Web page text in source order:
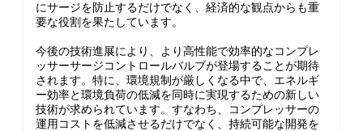
にサージを防止するだけでなく、経済的な観点からも重
要な役割を果たしています。
今後の技術進展により、より高性能で効率的なコンプレ
ッサーサージコントロールバルブが登場することが期待
されます。特に、環境規制が厳しくなる中で、エネルギ
ー効率と環境負荷の低減を同時に実現するための新しい
技術が求められています。すなわち、コンプレッサーの
運用コストを低減させるだけでなく、持続可能な開発を